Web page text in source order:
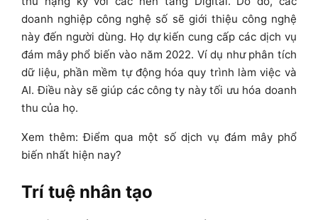
doanh nghiệp công nghệ số sẽ giới thiệu công nghệ
này đến người dùng. Họ dự kiến cung cấp các dịch vụ
đám mây phổ biến vào năm 2022. Ví dụ như phân tích
dữ liệu, phần mềm tự động hóa quy trình làm việc và
AI. Điều này sẽ giúp các công ty này tối ưu hóa doanh
thu của họ.
Xem thêm: Điểm qua một số dịch vụ đám mây phổ
biến nhất hiện nay?
Trí tuệ nhân tạo